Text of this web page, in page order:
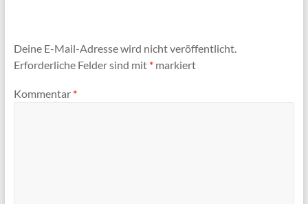
Deine E-Mail-Adresse wird nicht veröffentlicht.
Erforderliche Felder sind mit *markiert
Kommentar *